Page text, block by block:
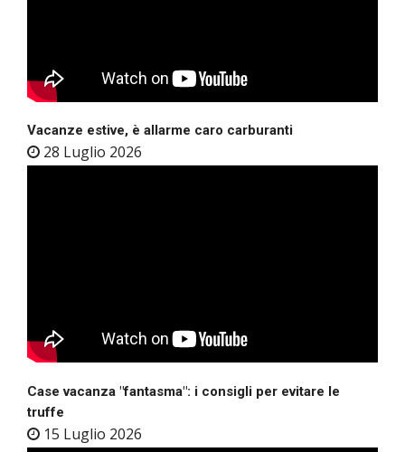
Vacanze estive, è allarme caro carburanti
28 Luglio 2026
Case vacanza "fantasma": i consigli per evitare le
truffe
15 Luglio 2026